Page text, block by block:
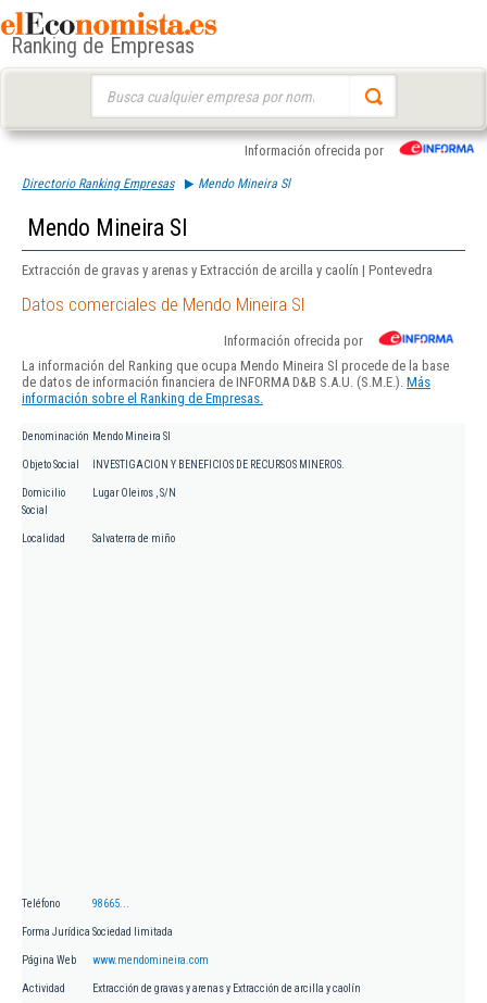
Ranking de Empresas
Información ofrecida por
Directorio Ranking Empresas Mendo Mineira Sl
Mendo Mineira Sl
Extracción de gravas y arenas y Extracción de arcilla y caolín | Pontevedra
Datos comerciales de Mendo Mineira Sl
Información ofrecida por
La información del Ranking que ocupa Mendo Mineira Sl procede de la base
de datos de información financiera de INFORMA D&B S.A.U. (S.M.E.). Más
información sobre el Ranking de Empresas.
Denominación Mendo Mineira Sl
Objeto Social INVESTIGACION Y BENEFICIOS DE RECURSOS MINEROS.
Domicilio
Social
Lugar Oleiros , S/N
Localidad Salvaterra de miño
Teléfono 98665...
Forma Jurídica Sociedad limitada
Página Web www.mendomineira.com
Actividad Extracción de gravas y arenas y Extracción de arcilla y caolín